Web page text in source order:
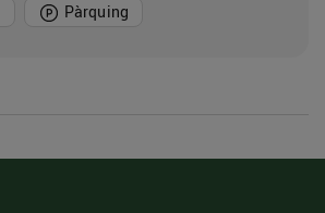
Pàrquing